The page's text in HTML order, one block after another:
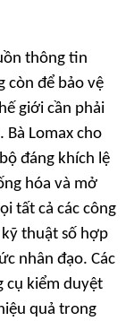
thông tin
còn để bảo vệ
giới cần phải
Lomax cho
đáng khích lệ
hóa và mở
tất cả các công
thuật số hợp
nhân đạo. Các
cụ kiểm duyệt
quả trong